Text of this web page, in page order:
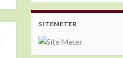
SITEMETER